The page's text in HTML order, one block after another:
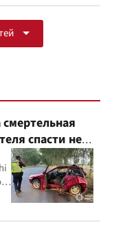
спасти не